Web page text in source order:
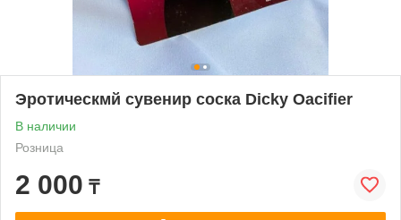
Эротическмй сувенир соска Dicky Oacifier
В наличии
Розница
2 000 ₸